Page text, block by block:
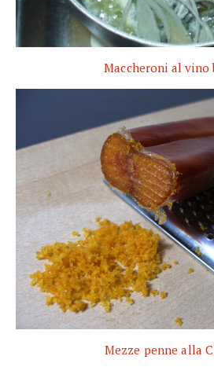
Maccheroni al vino
Mezze penne alla